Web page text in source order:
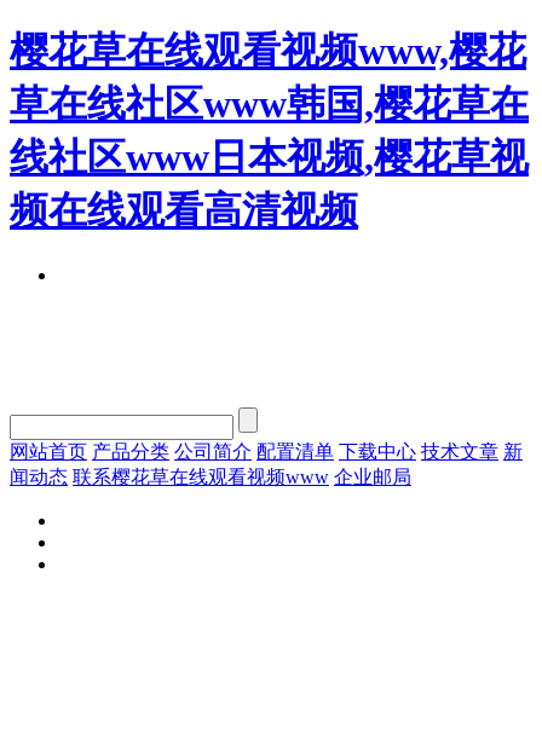
樱花草在线观看视频www,樱花
草在线社区www韩国,樱花草在
线社区www日本视频,樱花草视
频在线观看高清视频
网站首页 产品分类 公司简介 配置清单 下载中心 技术文章 新
闻动态 联系樱花草在线观看视频www 企业邮局